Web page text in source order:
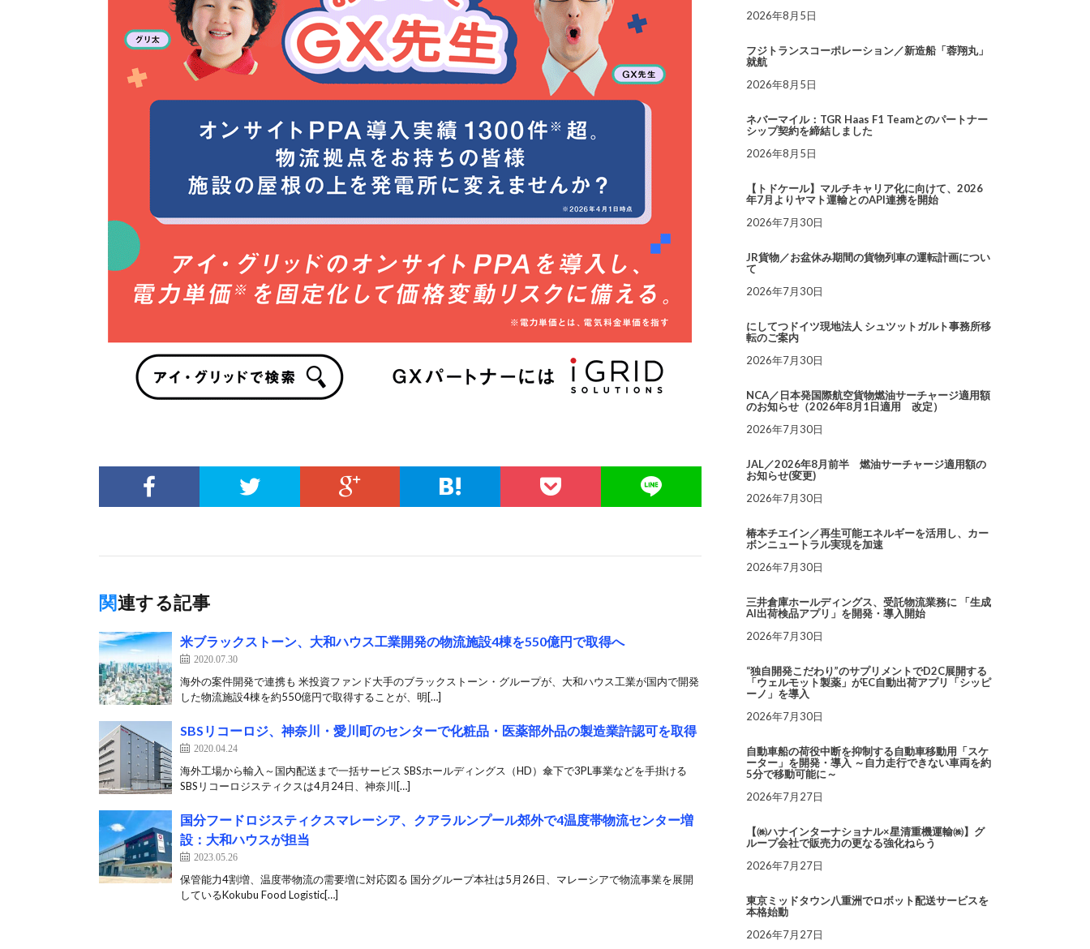
関連する記事
米ブラックストーン、大和ハウス工業開発の物流施設4棟を550億円で取得へ
2020.07.30
海外の案件開発で連携も 米投資ファンド大手のブラックストーン・グループが、大和ハウス工業が国内で開発
した物流施設4棟を約550億円で取得することが、明[…]
SBSリコーロジ、神奈川・愛川町のセンターで化粧品・医薬部外品の製造業許認可を取得
2020.04.24
海外工場から輸入～国内配送まで一括サービス SBSホールディングス（HD）傘下で3PL事業などを手掛ける
SBSリコーロジスティクスは4月24日、神奈川[…]
国分フードロジスティクスマレーシア、クアラルンプール郊外で4温度帯物流センター増
設：大和ハウスが担当
2023.05.26
保管能力4割増、温度帯物流の需要増に対応図る 国分グループ本社は5月26日、マレーシアで物流事業を展開
しているKokubu Food Logistic[…]
2026年8月5日
フジトランスコーポレーション／新造船「蓉翔丸」
就航
2026年8月5日
ネバーマイル：TGR Haas F1 Teamとのパートナー
シップ契約を締結しました
2026年8月5日
【トドケール】マルチキャリア化に向けて、2026
年7月よりヤマト運輸とのAPI連携を開始
2026年7月30日
JR貨物／お盆休み期間の貨物列車の運転計画につい
て
2026年7月30日
にしてつドイツ現地法人 シュツットガルト事務所移
転のご案内
2026年7月30日
NCA／日本発国際航空貨物燃油サーチャージ適用額
のお知らせ（2026年8月1日適用 改定）
2026年7月30日
JAL／2026年8月前半 燃油サーチャージ適用額の
お知らせ(変更)
2026年7月30日
椿本チエイン／再生可能エネルギーを活用し、カー
ボンニュートラル実現を加速
2026年7月30日
三井倉庫ホールディングス、受託物流業務に 「生成
AI出荷検品アプリ」を開発・導入開始
2026年7月30日
“独自開発こだわり”のサプリメントでD2C展開する
「ウェルモット製薬」がEC自動出荷アプリ「シッピ
ーノ」を導入
2026年7月30日
自動車船の荷役中断を抑制する自動車移動用「スケ
ーター」を開発・導入 ～自力走行できない車両を約
5分で移動可能に～
2026年7月27日
【㈱ハナインターナショナル×星清重機運輸㈱】グ
ループ会社で販売力の更なる強化ねらう
2026年7月27日
東京ミッドタウン八重洲でロボット配送サービスを
本格始動
2026年7月27日